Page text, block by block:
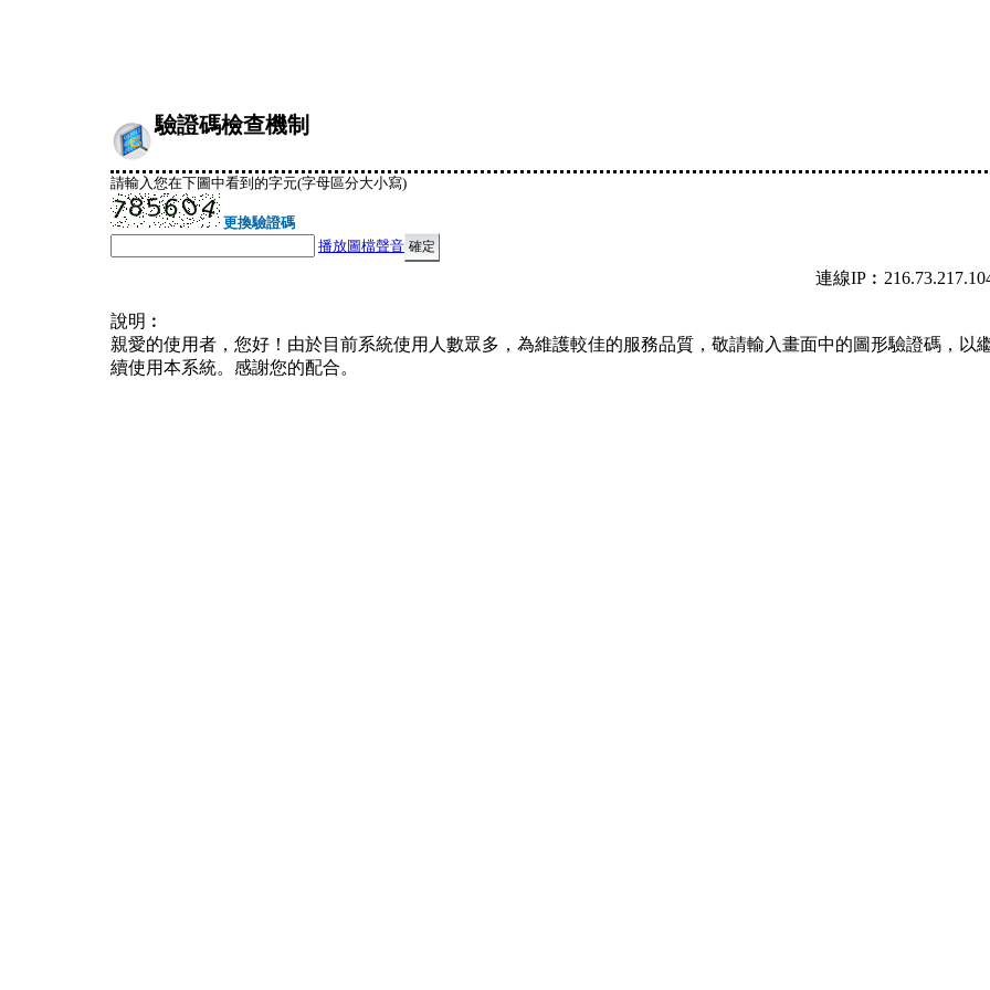
驗證碼檢查機制
請輸入您在下圖中看到的字元(字母區分大小寫)
更換驗證碼
播放圖檔聲音
連線
說明︰
親愛的使用者，您好！由於目前系統使用人數眾多，為維護較佳的服務品質，敬請輸入畫面中的圖形驗證碼，以
續使用本系統。感謝您的配合。